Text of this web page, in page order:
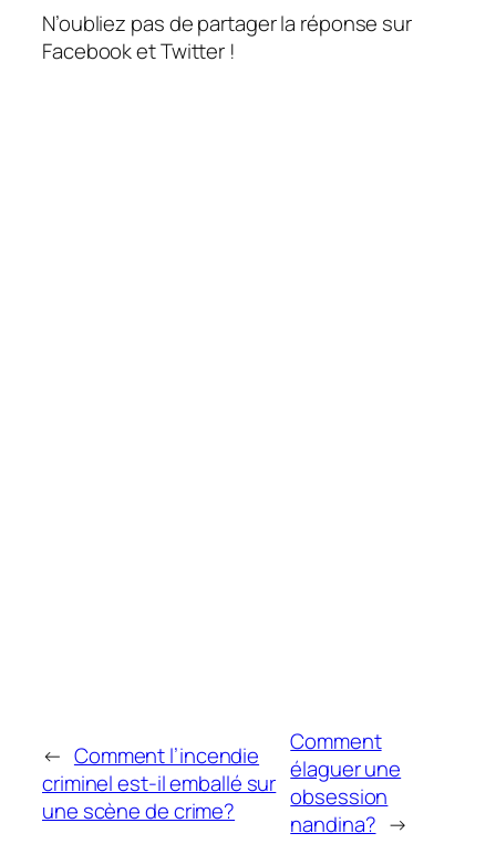
N’oubliez pas de partager la réponse sur
Facebook et Twitter !
← Comment l’incendie
criminel est-il emballé sur
une scène de crime?
Comment
élaguer une
obsession
nandina? →